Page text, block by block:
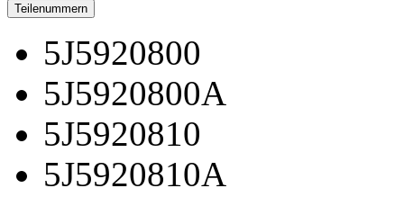
Teilenummern
5J5920800
5J5920800A
5J5920810
5J5920810A